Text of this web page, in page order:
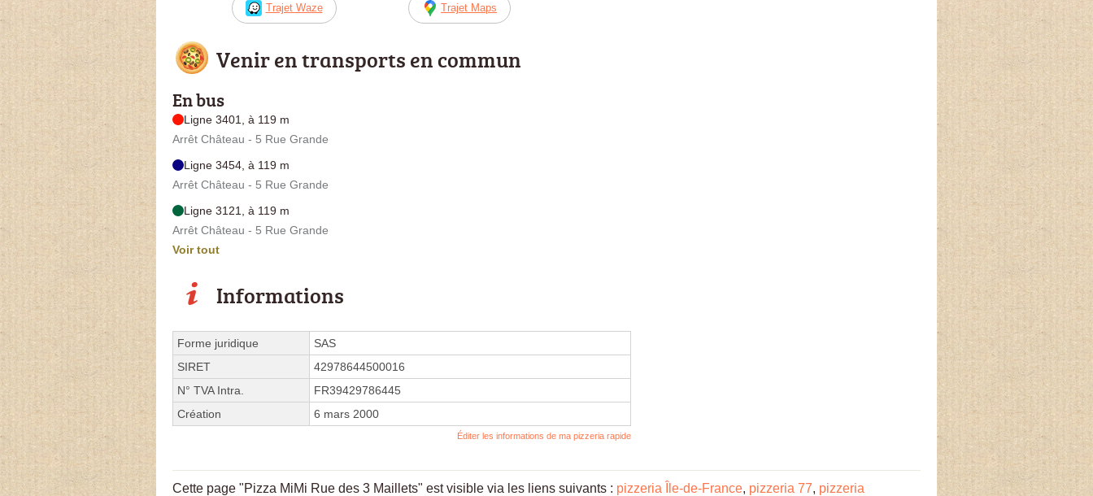
Trajet Waze Trajet Maps
Venir en transports en commun
En bus
Ligne 3401, à 119 m
Arrêt Château - 5 Rue Grande
Ligne 3454, à 119 m
Arrêt Château - 5 Rue Grande
Ligne 3121, à 119 m
Arrêt Château - 5 Rue Grande
Voir tout
Informations
Forme juridique
SAS
SIRET
42978644500016
N° TVA Intra.
FR39429786445
Création
6 mars 2000
Éditer les informations de ma pizzeria rapide
Cette page "Pizza MiMi Rue des 3 Maillets" est visible via les liens suivants : pizzeria Île-de-France, pizzeria 77, pizzeria